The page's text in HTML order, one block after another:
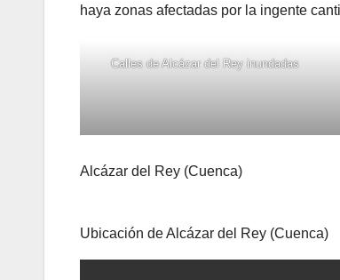
haya zonas afectadas por la ingente
Calles de Alcázar del Rey inundadas
Alcázar del Rey (Cuenca)
Ubicación de Alcázar del Rey (Cuenca)